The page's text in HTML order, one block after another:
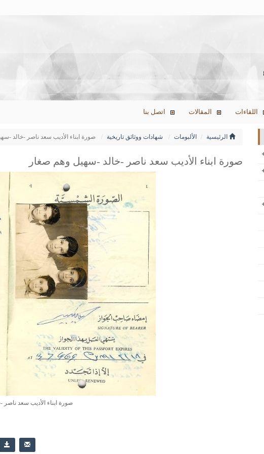
اللقاءات المقالات اتصل بنا
الرئيسية الألبومات شهادات ووثائق تاريخية صورة ابناء الأديب سعد ناصر -خالد -
صورة ابناء الأديب سعد ناصر -خالد -سهيل وهم صغار
صورة ابناء الأديب سعد